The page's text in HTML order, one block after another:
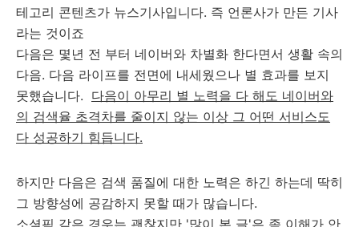
테고리 콘텐츠가 뉴스기사입니다. 즉 언론사가 만든 기사
라는 것이죠
다음은 몇년 전 부터 네이버와 차별화 한다면서 생활 속의
다음. 다음 라이프를 전면에 내세웠으나 별 효과를 보지
못했습니다. 다음이 아무리 별 노력을 다 해도 네이버와
의 검색율 초격차를 줄이지 않는 이상 그 어떤 서비스도
다 성공하기 힘듭니다.
하지만 다음은 검색 품질에 대한 노력은 하긴 하는데 딱히
그 방향성에 공감하지 못할 때가 많습니다.
소셜픽 같은 경우는 괜찮지만 '많이 본 글'은 좀 이해가 안